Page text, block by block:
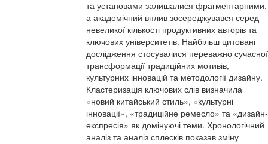
та установами залишалися фрагментарними,
а академічний вплив зосереджувався серед
невеликої кількості продуктивних авторів та
ключових університетів. Найбільш цитовані
дослідження стосувалися переважно сучасної
трансформації традиційних мотивів,
культурних інновацій та методології дизайну.
Кластеризація ключових слів визначила
«новий китайський стиль», «культурні
інновації», «традиційне ремесло» та «дизайн-
експресія» як домінуючі теми. Хронологічний
аналіз та аналіз сплесків показав зміну